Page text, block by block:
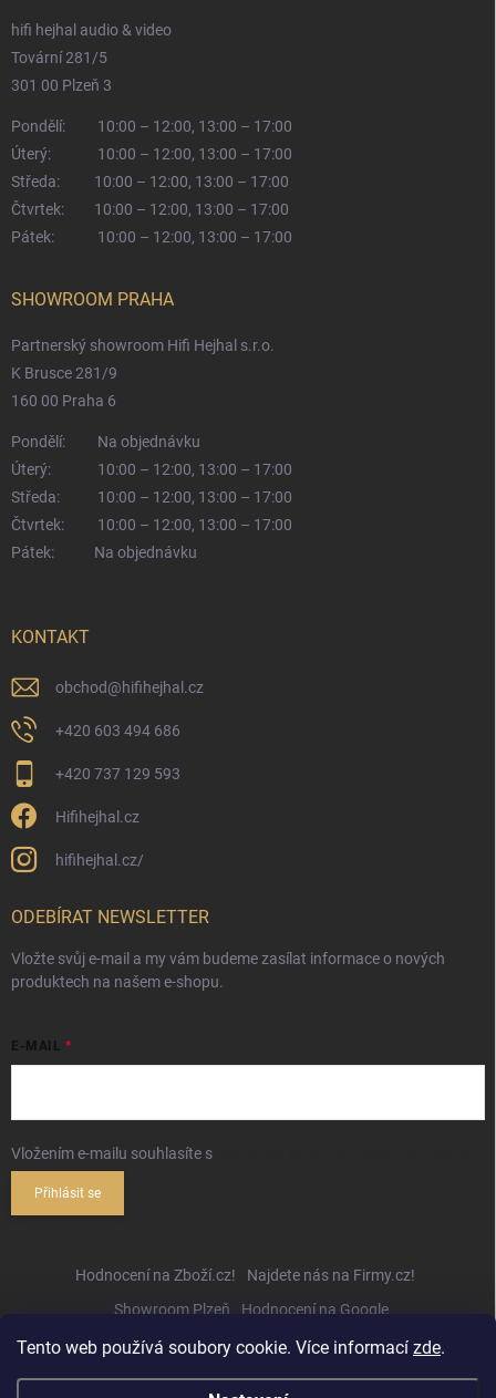
Tento web používá soubory cookie. Více informací zde.
hifi hejhal audio & video
Tovární 281/5
301 00 Plzeň 3
Pondělí:
10:00 – 12:00, 13:00 – 17:00
Úterý:
10:00 – 12:00, 13:00 – 17:00
Středa:
10:00 – 12:00, 13:00 – 17:00
Čtvrtek:
10:00 – 12:00, 13:00 – 17:00
Pátek:
10:00 – 12:00, 13:00 – 17:00
SHOWROOM PRAHA
Partnerský showroom Hifi Hejhal s.r.o.
K Brusce 281/9
160 00 Praha 6
Pondělí:
Na objednávku
Úterý:
10:00 – 12:00, 13:00 – 17:00
Středa:
10:00 – 12:00, 13:00 – 17:00
Čtvrtek:
10:00 – 12:00, 13:00 – 17:00
Pátek:
Na objednávku
KONTAKT
obchod@hifihejhal.cz
+420 603 494 686
+420 737 129 593
Hifihejhal.cz
hifihejhal.cz/
ODEBÍRAT NEWSLETTER
Vložte svůj e-mail a my vám budeme zasílat informace o nových
produktech na našem e-shopu.
E-MAIL
Vložením e-mailu souhlasíte s
Přihlásit se
Hodnocení na Zboží.cz!
Najdete nás na Firmy.cz!
Showroom Plzeň
Hodnocení na Google